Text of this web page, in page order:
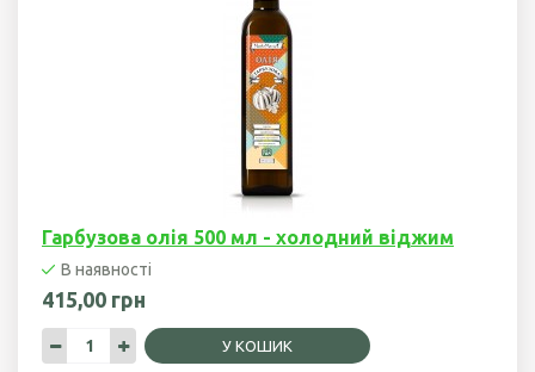
Гарбузова олія 500 мл - холодний віджим
В наявності
415,00 грн
У КОШИК